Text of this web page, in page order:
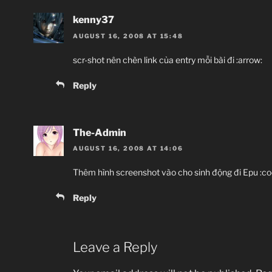
kenny37
AUGUST 16, 2008 AT 15:48
scr-shot nên chèn link của entry mỗi bài đi :arrow:
Reply
The-Admin
AUGUST 16, 2008 AT 14:06
Thêm hình screenshot vào cho sinh động đi Epu
Reply
Leave a Reply